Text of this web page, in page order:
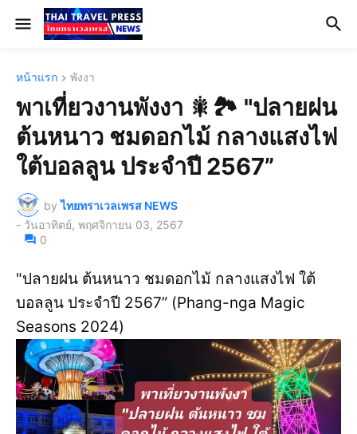
หน้าแรก พังงา
พาเที่ยวงานพังงา 🎇🏞️ "ปลายฝน
ต้นหนาว ชมดอกไม้ กลางแสงไฟ
ใต้บอลลูน ประจำปี 2567”
by ไทยทราเวลเพรส NEWS
- วันอาทิตย์, พฤศจิกายน 03, 2567
0
"ปลายฝน ต้นหนาว ชมดอกไม้ กลางแสงไฟ ใต้
บอลลูน ประจำปี 2567” (Phang-nga Magic
Seasons 2024)